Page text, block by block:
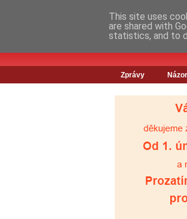
Zprávy
This site uses
are shared with
statistics, and to